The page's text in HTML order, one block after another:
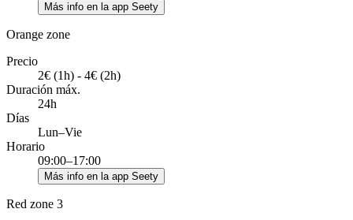
Más info en la app Seety
Orange zone
Precio
2€ (1h) - 4€ (2h)
Duración máx.
24h
Días
Lun–Vie
Horario
09:00–17:00
Más info en la app Seety
Red zone 3